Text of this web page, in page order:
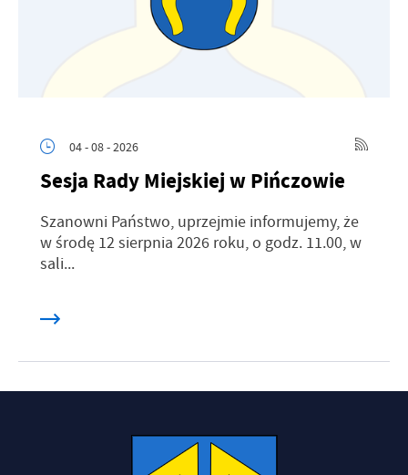
04 - 08 - 2026
Sesja Rady Miejskiej w Pińczowie
Szanowni Państwo, uprzejmie informujemy, że
w środę 12 sierpnia 2026 roku, o godz. 11.00, w
sali...